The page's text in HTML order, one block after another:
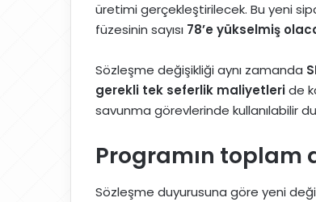
üretimi gerçekleştirilecek. Bu yeni
füzesinin sayısı 78’e yükselmiş
Sözleşme değişikliği aynı zamanda
gerekli tek seferlik maliyetleride
savunma görevlerinde kullanılabilir
Programın toplam
Sözleşme duyurusuna göre yeni